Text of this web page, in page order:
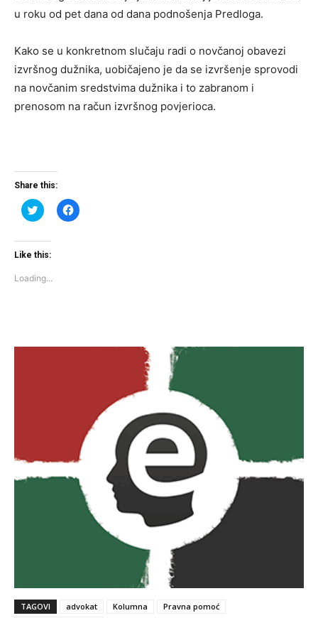
u roku od pet dana od dana podnošenja Predloga.
Kako se u konkretnom slučaju radi o novčanoj obavezi
izvršnog dužnika, uobičajeno je da se izvršenje sprovodi
na novčanim sredstvima dužnika i to zabranom i
prenosom na račun izvršnog povjerioca.
Share this:
Click
to
Twitter
(Opens
window)
Click
to
Like this:
Loading...
TAGOVI advokat Kolumna Pravna pomoć